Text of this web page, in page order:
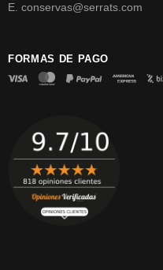
E. conservas@serrats.com
FORMAS DE PAGO